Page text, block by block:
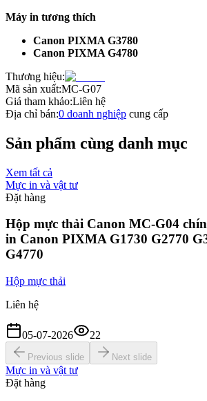
Máy in tương thích
Canon PIXMA G3780
Canon PIXMA G4780
Thương hiệu:
Mã sản xuất:MC-G07
Giá tham khảo:Liên hệ
Địa chỉ bán:0 doanh nghiệp cung cấp
Sản phẩm cùng danh mục
Xem tất cả
Mực in và vật tư
Đặt hàng
Hộp mực thải Canon MC-G04
in Canon PIXMA G1730 G2770
G4770
Hộp mực thải
Liên hệ
05-07-2026 22
Previous slide Next slide
Mực in và vật tư
Đặt hàng